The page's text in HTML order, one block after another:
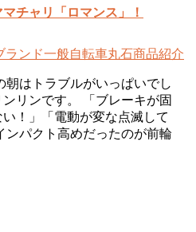
チャリ「ロマンス」！
ランド一般自転車丸石商品紹介
朝はトラブルがいっぱいでし
リンです。 「ブレーキが固
！」「電動が変な点滅して
ンパクト高めだったのが前輪